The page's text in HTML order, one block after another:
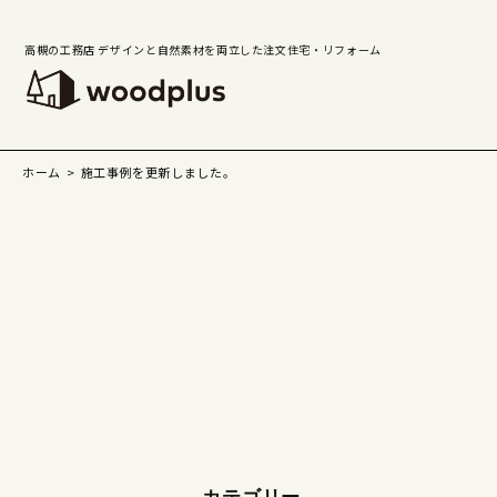
高槻の工務店 デザインと自然素材を両立した注文住宅・リフォーム
ホーム 施工事例を更新しました。